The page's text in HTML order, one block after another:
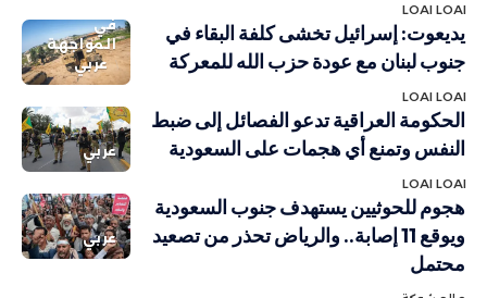
LOAI LOAI
في
المواجهة
عربي
يديعوت: إسرائيل تخشى كلفة البقاء في
جنوب لبنان مع عودة حزب الله للمعركة
LOAI LOAI
عربي
الحكومة العراقية تدعو الفصائل إلى ضبط
النفس وتمنع أي هجمات على السعودية
LOAI LOAI
عربي
هجوم للحوثيين يستهدف جنوب السعودية
ويوقع 11 إصابة.. والرياض تحذر من تصعيد
محتمل